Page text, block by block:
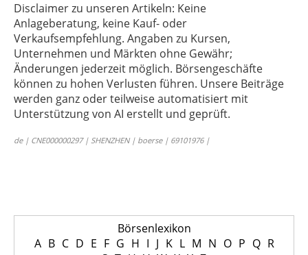
Disclaimer zu unseren Artikeln: Keine
Anlageberatung, keine Kauf- oder
Verkaufsempfehlung. Angaben zu Kursen,
Unternehmen und Märkten ohne Gewähr;
Änderungen jederzeit möglich. Börsengeschäfte
können zu hohen Verlusten führen. Unsere Beiträge
werden ganz oder teilweise automatisiert mit
Unterstützung von AI erstellt und geprüft.
de | CNE000000297 | SHENZHEN | boerse | 69101976 |
Börsenlexikon
A B C D E F G H I J K L M N O P Q R